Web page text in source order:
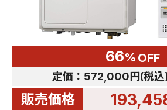
66% OFF
定価： 572,000円(税込
販売価格